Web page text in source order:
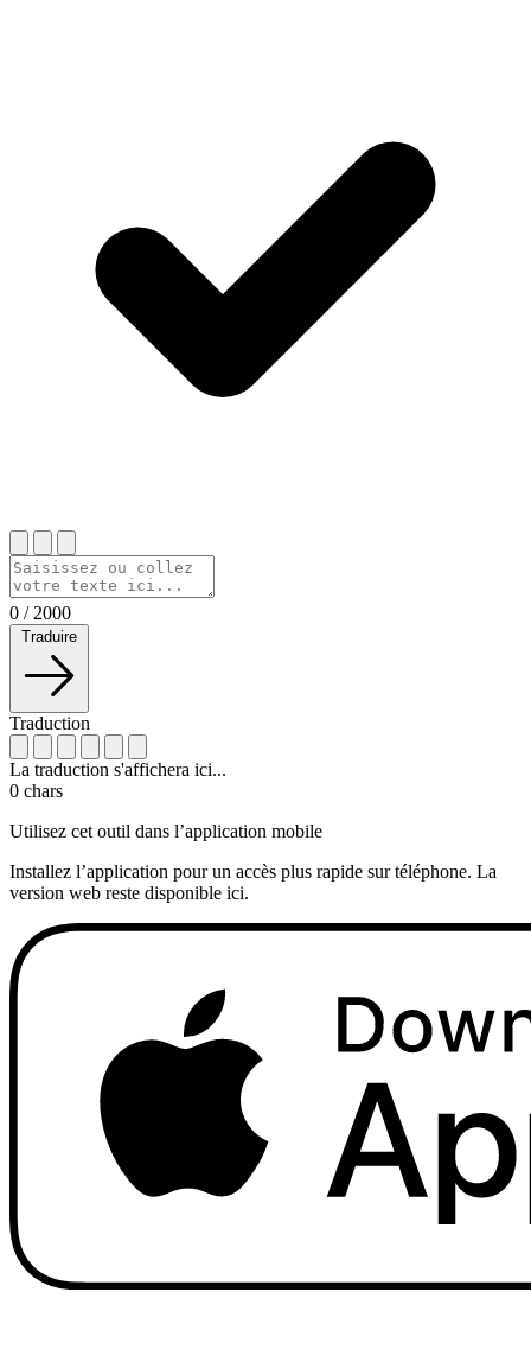
0 / 2000
Traduire
Traduction
La traduction s'affichera ici...
0 chars
Utilisez cet outil dans l’application mobile
Installez l’application pour un accès plus rapide sur téléphone. La
version web reste disponible ici.